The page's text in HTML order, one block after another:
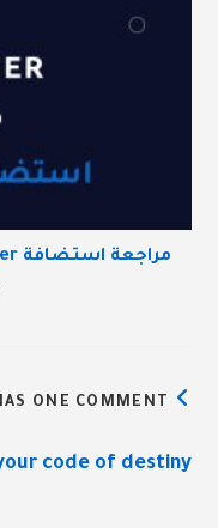
مراجعة استضافة Hostinger: كل ما تحتاج إلى معرفته
ONE COMMENT
code of destiny